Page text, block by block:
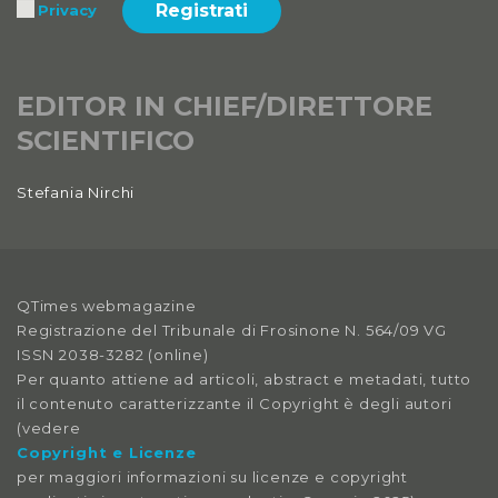
2019
2019
Anno XI, Numero 1
2018
Anno X, Numero 2
2018
Anno X, Numero 1
2018
Privacy Registrati
EDITOR IN CHIEF/DIRETTORE
SCIENTIFICO
Stefania Nirchi
QTimes webmagazine
Registrazione del Tribunale di Frosinone N. 564/09 VG
ISSN 2038-3282 (online)
Per quanto attiene ad articoli, abstract e metadati, tutto
il contenuto caratterizzante il Copyright è degli autori
(vedere
Copyright e Licenze
per maggiori informazioni su licenze e copyright